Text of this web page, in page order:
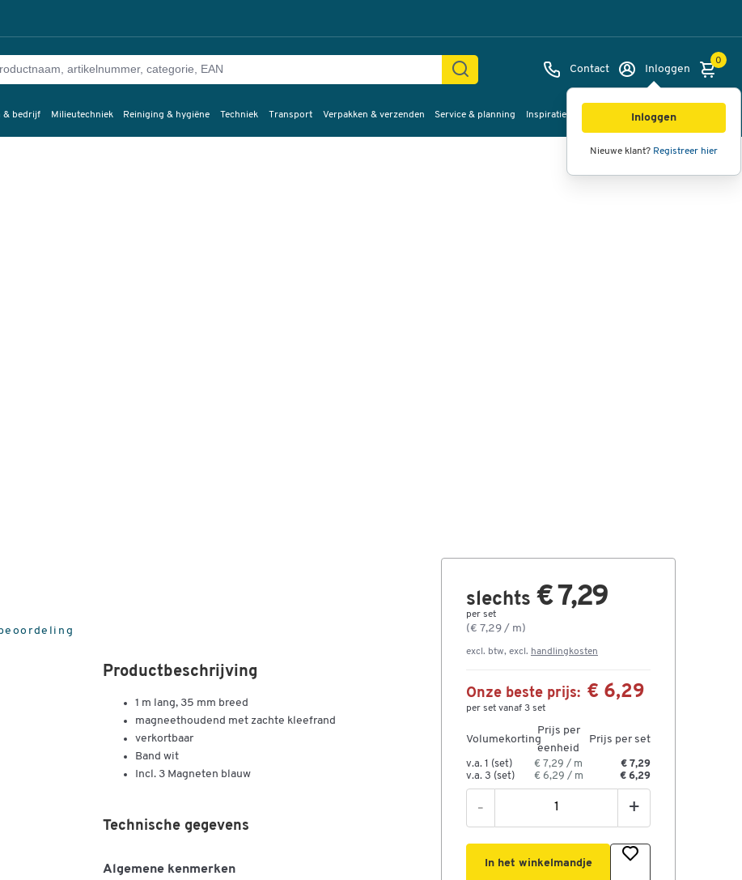
Contact Inloggen
Inloggen
Nieuwe klant? Registreer hier
0
& bedrijf Milieutechniek Reiniging & hygiëne Techniek Transport Verpakken & verzenden Service & planning Inspiratie
Productbeschrijving
1 m lang, 35 mm breed
magneethoudend met zachte kleefrand
verkortbaar
Band wit
Incl. 3 Magneten blauw
Technische gegevens
Algemene kenmerken
slechts € 7,29
per set
(€ 7,29 / m)
excl. btw, excl. handlingkosten
Onze beste prijs: € 6,29
per set vanaf 3 set
Volumekorting
Prijs per
eenheid
Prijs per set
v.a. 1 (set) € 7,29 / m
€ 7,29
v.a. 3 (set)
€ 6,29 / m € 6,29
- +
In het winkelmandje
Afbeeldingen Video's
360°
weergave